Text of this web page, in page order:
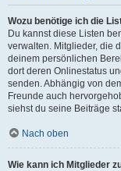
Wozu benötige ich die
Du kannst diese Listen
verwalten. Mitglieder, die
deinem persönlichen
dort deren Onlinestatus
senden. Abhängig von
Freunde auch
siehst du seine Beiträge
Nach oben
Wie kann ich Mitglieder